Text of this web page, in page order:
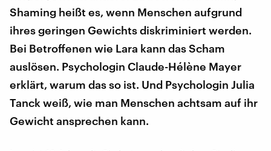
Shaming heißt es, wenn Menschen aufgrund
ihres geringen Gewichts diskriminiert werden.
Bei Betroffenen wie Lara kann das Scham
auslösen. Psychologin Claude-Hélène Mayer
erklärt, warum das so ist. Und Psychologin Julia
Tanck weiß, wie man Menschen achtsam auf ihr
Gewicht ansprechen kann.